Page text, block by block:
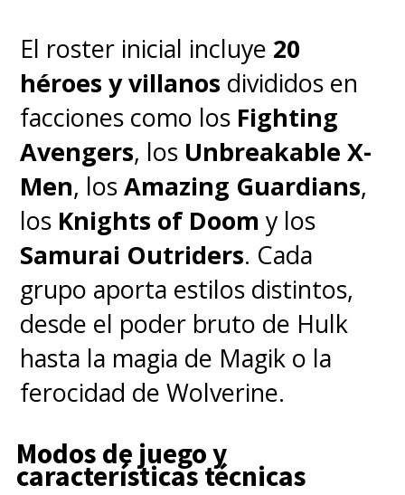
El roster inicial incluye 20
héroes y villanos divididos en
facciones como los Fighting
Avengers, los Unbreakable X-
Men, losAmazing Guardians,
los Knights of Doom y los
Samurai Outriders. Cada
grupo aporta estilos distintos,
desde el poder bruto de Hulk
hasta la magia de Magik o la
ferocidad de Wolverine.
Modos de juego y
características técnicas